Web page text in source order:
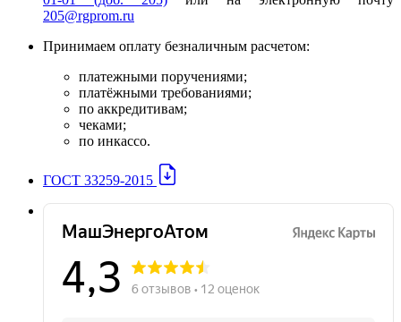
205@rgprom.ru
Принимаем оплату безналичным расчетом:
платежными поручениями;
платёжными требованиями;
по аккредитивам;
чеками;
по инкассо.
ГОСТ 33259-2015